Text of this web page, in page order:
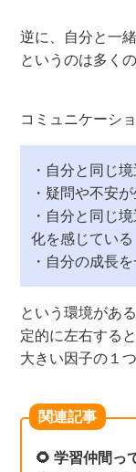
逆に、自分と一
というのは多く
コミュニケーシ
・自分と同じ
・疑問や不安
・自分と同じ
化を感じている
・自分の成長
という環境があ
定的に左右する
大きい因子の１つ
関連記事
🌻 学習仲間っ